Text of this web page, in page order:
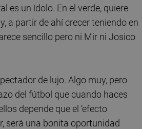
es un ídolo. En el verde, quiere
a partir de ahí crecer teniendo en
sencillo pero ni Mir ni Josico
de lujo. Algo muy, pero
del fútbol que cuando haces
depende que el ‘efecto
será una bonita oportunidad